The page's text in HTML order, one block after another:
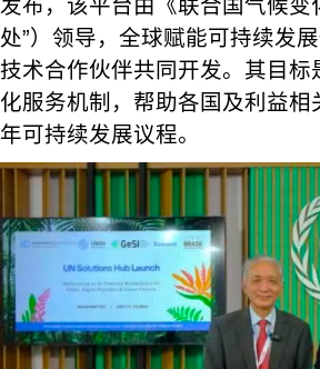
发布，该平台由《联合国气候
处”）领导，全球赋能可持续发
技术合作伙伴共同开发。其目
化服务机制，帮助各国及利益
年可持续发展议程。